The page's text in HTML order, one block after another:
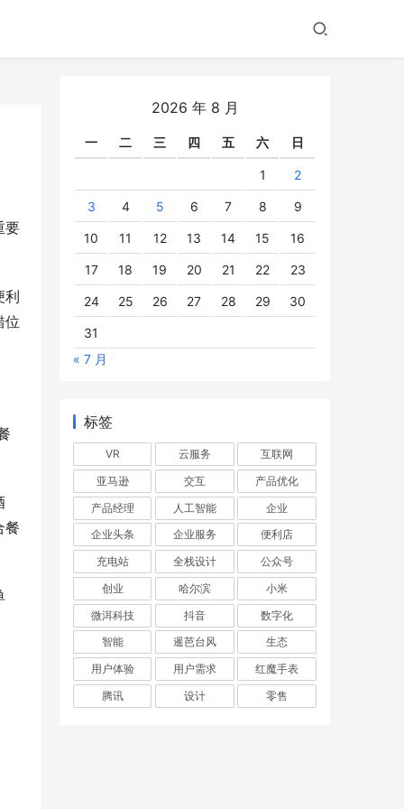
要
利
位
餐
2026 年 8 月
一 二 三 四 五 六 日
1 2
3 4 5 6 7 8 9
10 11 12 13 14 15 16
17 18 19 20 21 22 23
24 25 26 27 28 29 30
31
« 7 月
标签
VR 云服务
互联网
亚马逊
交互
产品优化
产品经理
人工智能
企业
企业头条
企业服务
便利店
充电站
全栈设计
公众号
创业
哈尔滨
小米
微洱科技
抖音
数字化
智能
暹芭台风
生态
用户体验
用户需求
红魔手表
腾讯
设计 零售